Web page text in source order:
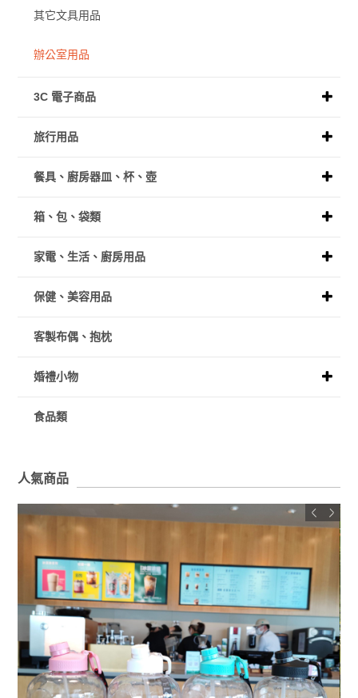
其它文具用品
辦公室用品
3C 電子商品
旅行用品
餐具、廚房器皿、杯、壺
箱、包、袋類
家電、生活、廚房用品
保健、美容用品
客製布偶、抱枕
婚禮小物
食品類
人氣商品